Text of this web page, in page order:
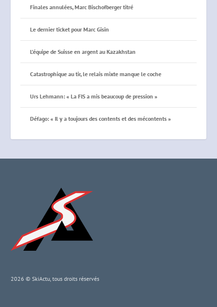
Finales annulées, Marc Bischofberger titré
Le dernier ticket pour Marc Gisin
L’équipe de Suisse en argent au Kazakhstan
Catastrophique au tir, le relais mixte manque le coche
Urs Lehmann: « La FIS a mis beaucoup de pression »
Défago: « Il y a toujours des contents et des mécontents »
2026 © SkiActu, tous droits réservés